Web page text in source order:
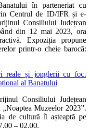
în parteneriat cu
Centrul de ID/IFR și e-
Consiliului Județean
din 12 mai 2023, ora
Expoziția propune
printr-o cheie barocă:
reale și jonglerii cu foc.
al Banatului
Consiliului Județean
Muzeelor 2023”.
de cultură îi așteaptă pe
– 02.00.